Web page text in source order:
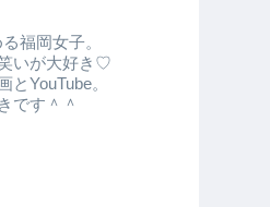
福岡女子。
いが大好き♡
とYouTube。
です＾＾